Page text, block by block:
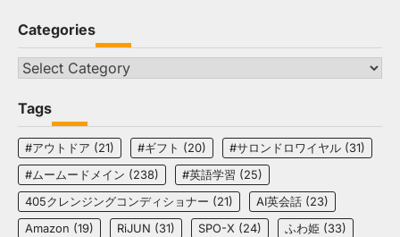
Categories
Categories
Tags
#アウトドア (21) #ギフト (20) #サロンドロワイヤル (31)
#ムームードメイン (238) #英語学習 (25)
405クレンジングコンディショナー (21) AI英会話 (23)
Amazon (19) RiJUN (31) SPO-X (24) ふわ姫 (33)